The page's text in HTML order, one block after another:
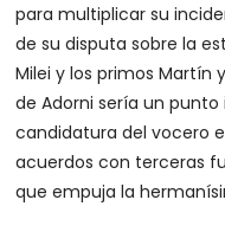
para multiplicar su
de su disputa sobre la
Milei y los primos Martín
de Adorni sería un
candidatura del vocero
acuerdos con terceras
que empuja la